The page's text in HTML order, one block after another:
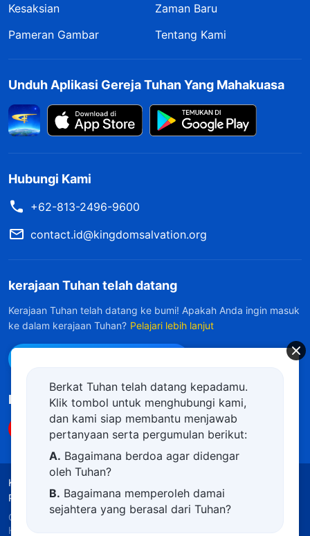
Kesaksian
Zaman Baru
Pameran Gambar
Tentang Kami
Unduh Aplikasi Gereja Tuhan Yang Mahakuasa
Hubungi Kami
+62-813-2496-9600
contact.id@kingdomsalvation.org
kerajaan Tuhan telah datang
Kerajaan Tuhan telah datang ke bumi! Apakah Anda ingin masuk
ke dalam kerajaan Tuhan? Pelajari lebih lanjut
Ikuti Kami
Ketentuan Penggunaan
Penghargaan
Kebijakan Cookie
Copyright © 2026Gereja Tuhan Yang Mahakuasa.
Hak Cipta Dilindungi Undang-Undang.
Berkat Tuhan telah datang kepadamu.
Klik tombol untuk menghubungi kami,
dan kami siap membantu menjawab
pertanyaan serta pergumulan berikut:
A. Bagaimana berdoa agar didengar
oleh Tuhan?
B. Bagaimana memperoleh damai
sejahtera yang berasal dari Tuhan?